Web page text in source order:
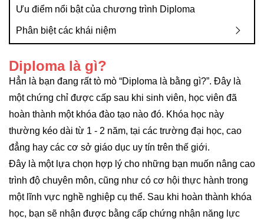
Ưu điểm nổi bật của chương trình Diploma
Phân biệt các khái niệm
Diploma là gì?
Hẳn là bạn đang rất tò mò “Diploma là bằng gì?”. Đây là
một chứng chỉ được cấp sau khi sinh viên, học viên đã
hoàn thành một khóa đào tạo nào đó. Khóa học này
thường kéo dài từ 1 - 2 năm, tại các trường đại học, cao
đẳng hay các cơ sở giáo dục uy tín trên thế giới.
Đây là một lựa chọn hợp lý cho những bạn muốn nâng cao
trình độ chuyên môn, cũng như có cơ hội thực hành trong
một lĩnh vực nghề nghiệp cụ thể. Sau khi hoàn thành khóa
học, bạn sẽ nhận được bằng cấp chứng nhận năng lực